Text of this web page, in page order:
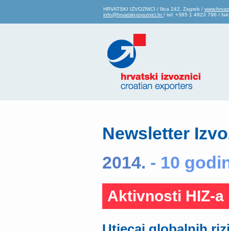
HRVATSKI IZVOZNICI / Ilica 242, Zagreb /
info@hrvatski-izvoznici.hr / tel: +385 1 4923 796 /
Newsletter
2014. - 10
Aktivnosti HIZ-a